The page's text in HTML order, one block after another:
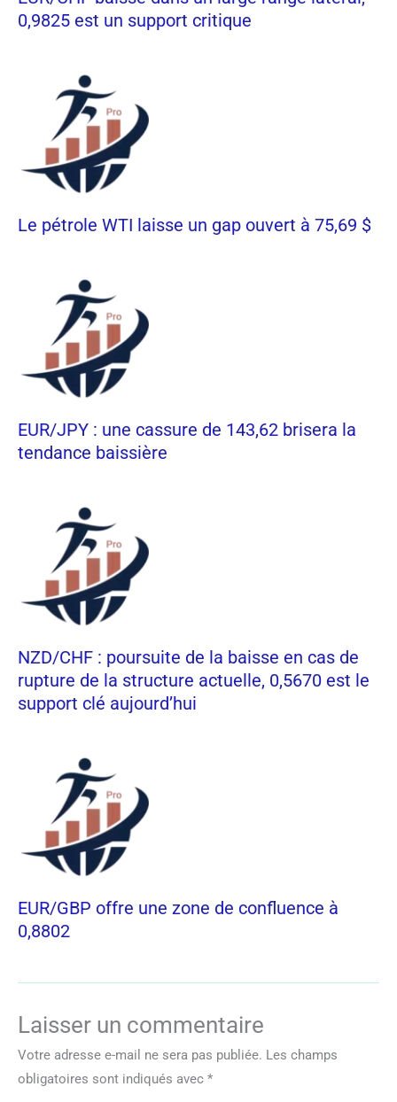
0,9825 est un support critique
Le pétrole WTI laisse un gap ouvert à 75,69 $
EUR/JPY : une cassure de 143,62 brisera la
tendance baissière
NZD/CHF : poursuite de la baisse en cas de
rupture de la structure actuelle, 0,5670 est le
support clé aujourd’hui
EUR/GBP offre une zone de confluence à
0,8802
Laisser un commentaire
Votre adresse e-mail ne sera pas publiée. Les champs
obligatoires sont indiqués avec *